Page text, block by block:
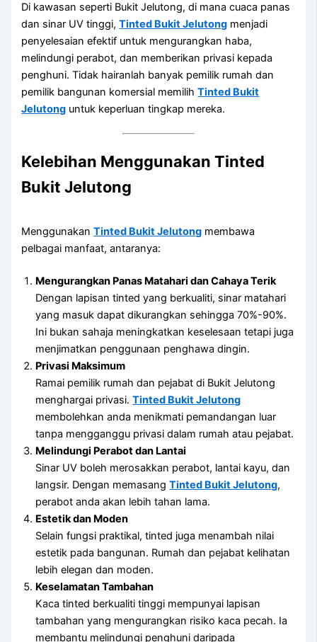
Di kawasan seperti Bukit Jelutong, di mana cuaca panas
dan sinar UV tinggi,Tinted Bukit Jelutong menjadi
penyelesaian efektif untuk mengurangkan haba,
melindungi perabot, dan memberikan privasi kepada
penghuni. Tidak hairanlah banyak pemilik rumah dan
pemilik bangunan komersial memilihTinted Bukit
Jelutong untuk keperluan tingkap mereka.
Kelebihan Menggunakan Tinted
Bukit Jelutong
MenggunakanTinted Bukit Jelutong membawa
pelbagai manfaat, antaranya:
Mengurangkan Panas Matahari dan Cahaya Terik
Dengan lapisan tinted yang berkualiti, sinar matahari
yang masuk dapat dikurangkan sehingga 70%-90%.
Ini bukan sahaja meningkatkan keselesaan tetapi juga
menjimatkan penggunaan penghawa dingin.
Privasi Maksimum
Ramai pemilik rumah dan pejabat di Bukit Jelutong
menghargai privasi.Tinted Bukit Jelutong
membolehkan anda menikmati pemandangan luar
tanpa mengganggu privasi dalam rumah atau pejabat.
Melindungi Perabot dan Lantai
Sinar UV boleh merosakkan perabot, lantai kayu, dan
langsir. Dengan memasangTinted Bukit Jelutong,
perabot anda akan lebih tahan lama.
Estetik dan Moden
Selain fungsi praktikal, tinted juga menambah nilai
estetik pada bangunan. Rumah dan pejabat kelihatan
lebih elegan dan moden.
Keselamatan Tambahan
Kaca tinted berkualiti tinggi mempunyai lapisan
tambahan yang mengurangkan risiko kaca pecah. Ia
membantu melindungi penghuni daripada